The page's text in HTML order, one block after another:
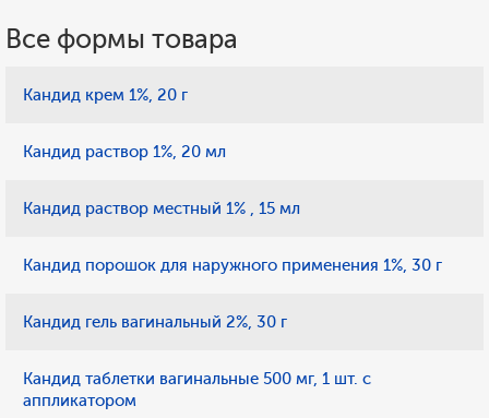
Все формы товара
Кандид крем 1%, 20 г
Кандид раствор 1%, 20 мл
Кандид раствор местный 1% , 15 мл
Кандид порошок для наружного применения 1%, 30 г
Кандид гель вагинальный 2%, 30 г
Кандид таблетки вагинальные 500 мг, 1 шт. с
аппликатором